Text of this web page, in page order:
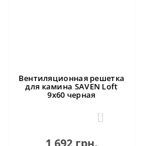
Вентиляционная решетка
для камина SAVEN Loft
9х60 черная
0
1 692 грн.